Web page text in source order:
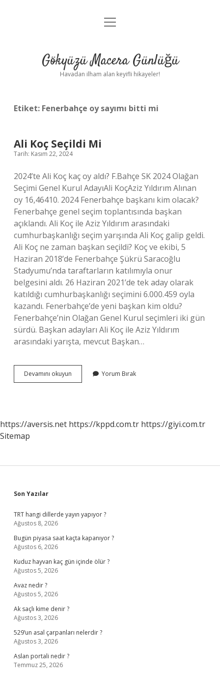
Anasayfa
Yasal Uyarı
menüyü
Gökyüzü Macera Günlüğü
Havadan ilham alan keyifli hikayeler!
Etiket: Fenerbahçe oy sayımı bitti mi
Ali Koç Seçildi Mi
Tarih: Kasım 22, 2024
2024’te Ali Koç kaç oy aldı? F.Bahçe SK 2024 Olağan
Seçimi Genel Kurul AdayıAli KoçAziz Yıldırım Alınan
oy 16,46410. 2024 Fenerbahçe başkanı kim olacak?
Fenerbahçe genel seçim toplantısında başkan
açıklandı. Ali Koç ile Aziz Yıldırım arasındaki
cumhurbaşkanlığı seçim yarışında Ali Koç galip geldi.
Ali Koç ne zaman başkan seçildi? Koç ve ekibi, 5
Haziran 2018’de Fenerbahçe Şükrü Saracoğlu
Stadyumu’nda taraftarların katılımıyla onur
belgesini aldı. 26 Haziran 2021’de tek aday olarak
katıldığı cumhurbaşkanlığı seçimini 6.000.459 oyla
kazandı. Fenerbahçe’de yeni başkan kim oldu?
Fenerbahçe’nin Olağan Genel Kurul seçimleri iki gün
sürdü. Başkan adayları Ali Koç ile Aziz Yıldırım
arasındaki yarışta, mevcut Başkan…
Devamını okuyun
Koç
Yorum Bırak
https://aversis.net https://kppd.com.tr https://giyi.com.tr
Sitemap
Sidebar
Son Yazılar
TRT hangi dillerde yayın yapıyor ?
Ağustos 8, 2026
Bugün piyasa saat kaçta kapanıyor ?
Ağustos 6, 2026
Kuduz hayvan kaç gün içinde ölür ?
Ağustos 5, 2026
Avaz nedir ?
Ağustos 5, 2026
Ak saçlı kime denir ?
Ağustos 3, 2026
529’un asal çarpanları nelerdir ?
Ağustos 3, 2026
Aslan portali nedir ?
Temmuz 25, 2026